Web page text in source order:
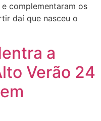
e complementaram os
daí que nasceu o
a
Verão 24